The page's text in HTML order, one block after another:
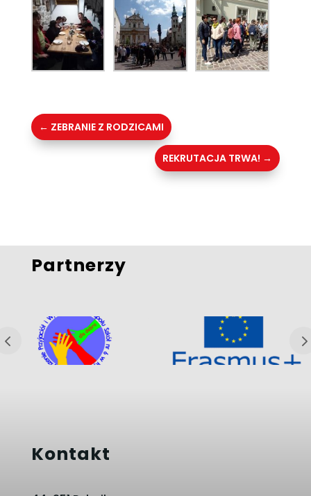
← ZEBRANIE Z RODZICAMI
REKRUTACJA TRWA! →
Partnerzy
Kontakt